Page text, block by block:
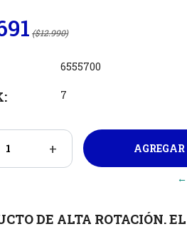
($12.990)
6555700
7
+
DE ALTA ROTACIÓN.